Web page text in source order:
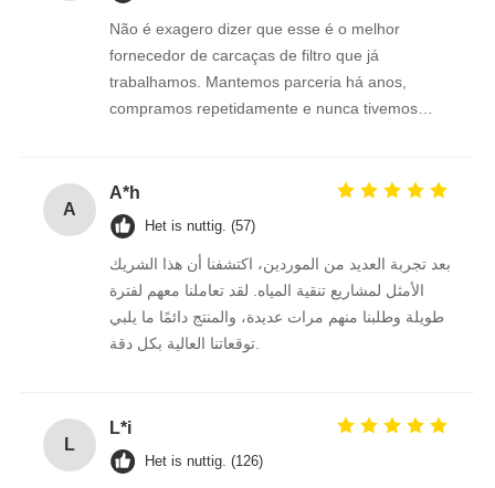
Não é exagero dizer que esse é o melhor
fornecedor de carcaças de filtro que já
trabalhamos. Mantemos parceria há anos,
compramos repetidamente e nunca tivemos
A
A*h
Het is nuttig. (57)
بعد تجربة العديد من الموردين، اكتشفنا أن هذا الشريك
الأمثل لمشاريع تنقية المياه. لقد تعاملنا معهم لفترة
طويلة وطلبنا منهم مرات عديدة، والمنتج دائمًا ما يلبي
L
L*i
Het is nuttig. (126)